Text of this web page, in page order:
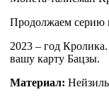
Продолжаем серию
2023 – год
вашу карту Бацзы.
Материал: